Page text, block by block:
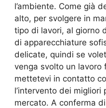
l’ambiente. Come già
alto, per svolgere in
tipo di lavori, al giorno
di apparecchiature
delicate, quindi se
venga svolto un lavoro
mettetevi in contatto
l’intervento dei migliori
mercato. A conferma